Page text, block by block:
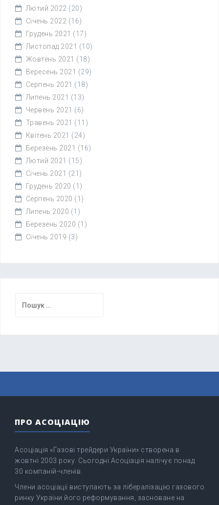
Лютий 2022 (20)
Січень 2022 (16)
Грудень 2021 (17)
Листопад 2021 (10)
Жовтень 2021 (18)
Вересень 2021 (29)
Серпень 2021 (18)
Липень 2021 (13)
Червень 2021 (6)
Травень 2021 (11)
Квітень 2021 (24)
Березень 2021 (16)
Лютий 2021 (15)
Січень 2021 (21)
Грудень 2020 (1)
Серпень 2020 (1)
Липень 2020 (1)
Березень 2020 (1)
Січень 2019 (3)
ПРО АСОЦІАЦІЮ
Асоціація «Газові трейдери України» створена в
жовтні 2003 року. Сьогодні Асоціація налічує понад
30 компаній-членів.
Члени асоціації виступають за лібералізацію газового
ринку України його реформування, засноване на